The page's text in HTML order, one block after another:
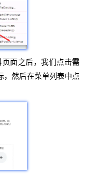
面之后，我们点击需
，然后在菜单列表中点